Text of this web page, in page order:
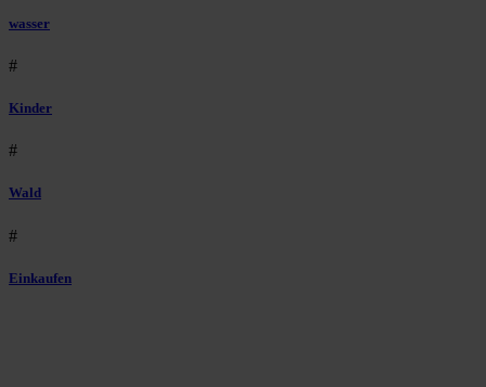
wasser
#
Kinder
#
Wald
#
Einkaufen